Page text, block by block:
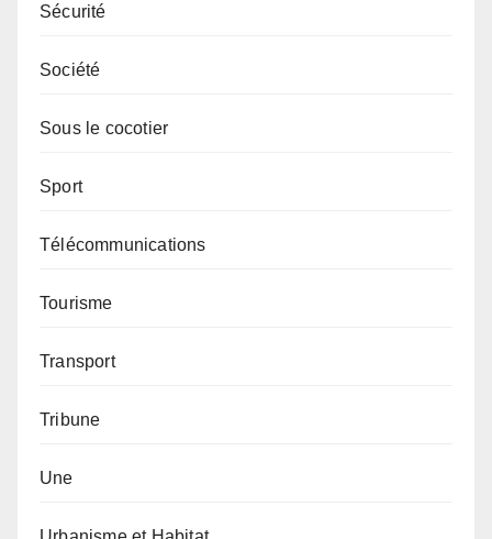
Sécurité
Société
Sous le cocotier
Sport
Télécommunications
Tourisme
Transport
Tribune
Une